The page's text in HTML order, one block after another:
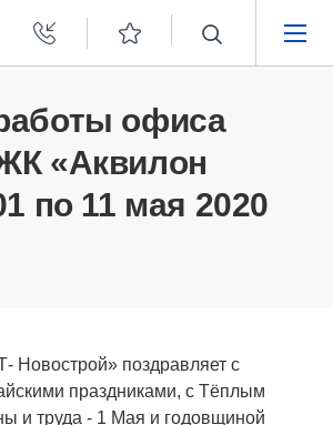
офиса
«Аквилон
по 11 мая 2020
Новострой» поздравляет с
праздниками, с Тёплым
и труда - 1 Мая и годовщиной